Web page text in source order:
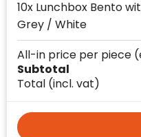
10x Lunchbox Bento
Grey / White
Subtotal
Total (incl. vat)
All-in price per piece
website in het